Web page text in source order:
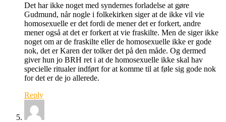
Det har ikke noget med syndernes forladelse at gøre
Gudmund, når nogle i folkekirken siger at de ikke vil vie
homosexuelle er det fordi de mener det er forkert, andre
mener også at det er forkert at vie fraskilte. Men de siger ikke
noget om ar de fraskilte eller de homosexuelle ikke er gode
nok, det er Karen der tolker det på den måde. Og dermed
giver hun jo BRH ret i at de homosexuelle ikke skal hav
specielle ritualer indført for at komme til at føle sig gode nok
for det er de jo allerede.
Reply